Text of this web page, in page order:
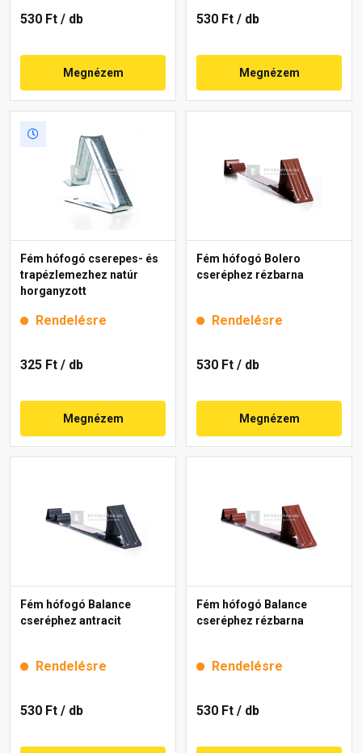
530 Ft / db
Megnézem
530 Ft / db
Megnézem
Fém hófogó cserepes- és
trapézlemezhez natúr
horganyzott
Rendelésre
325 Ft / db
Megnézem
Fém hófogó Bolero
cseréphez rézbarna
Rendelésre
530 Ft / db
Megnézem
Fém hófogó Balance
cseréphez antracit
Rendelésre
530 Ft / db
Fém hófogó Balance
cseréphez rézbarna
Rendelésre
530 Ft / db